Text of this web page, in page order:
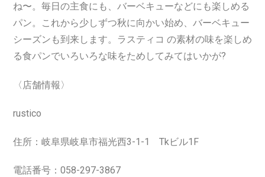
ね〜。毎日の主食にも、バーベキューなどに も楽しめる
パン。これから少しずつ秋に向かい始め、バーベキュー
シーズンも到来します。ラスティコ の素材の味を楽しめ
る食パンでいろいろな味をためしてみてはいかが?
〈店舗情報〉
rustico
住所： 岐阜県岐阜市福光西3-1-1 Tkビル1F
電話番号： 058-297-3867